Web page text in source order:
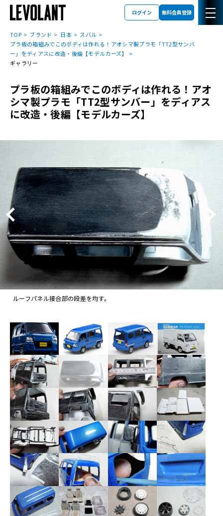
ログイン 無料会員登録
TOP ブランド 日本
スバル
プラ板の箱組みでこのボディは作れる！アオシマ製プラモ「TT2型サンバ
ー」をディアスに改造・後編【モデルカーズ】
ギャラリー
プラ板の箱組みでこのボディは作れる！アオ
シマ製プラモ「TT2型サンバー」をディアス
に改造・後編【モデルカーズ】
ルーフパネル接合部の段差を均す。